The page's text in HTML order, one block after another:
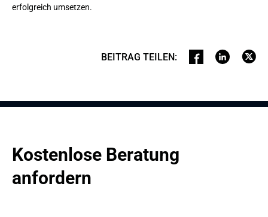
erfolgreich umsetzen.
BEITRAG TEILEN:
Kostenlose Beratung
anfordern